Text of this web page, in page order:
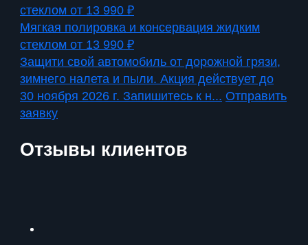
Мягкая полировка и консервация жидким
стеклом от 13 990 ₽
Защити свой автомобиль от дорожной грязи,
зимнего налета и пыли. Акция действует до
30 ноября 2026 г. Запишитесь к н... Отправить
заявку
Отзывы клиентов